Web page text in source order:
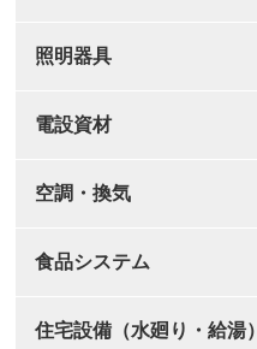
照明器具
電設資材
空調・換気
食品システム
住宅設備（水廻り・給湯）